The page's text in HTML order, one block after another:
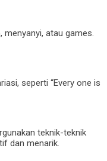
menyanyi, atau games.
seperti “Every one is
teknik-teknik
dan menarik.